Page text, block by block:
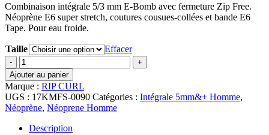
Combinaison intégrale 5/3 mm E-Bomb avec fermeture Zip Free.
Néoprène E6 super stretch, coutures cousues-collées et bande E6
Tape. Pour eau froide.
Taille
Effacer
quantité
de
E-
Bomb
Zf
53
-
Ajouter au panier
Marque : RIP CURL
UGS : 17KMFS-0090 Catégories : Intégrale 5mm&+ Homme,
Néoprène, Néoprene Homme
Description